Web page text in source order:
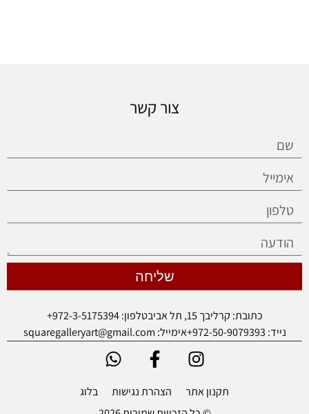
צור קשר
שליחה
כתובת: קרליבך 15, תל אביב
טלפון: 972-3-5175394+
נייד: 972-50-9079393+
אימייל: squaregalleryart@gmail.com
תקנון אתר הצהרת נגישות
בלוג